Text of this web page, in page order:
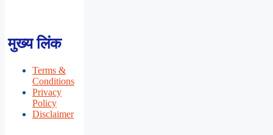
मुख्य लिंक
Terms &
Conditions
Privacy
Policy
Disclaimer